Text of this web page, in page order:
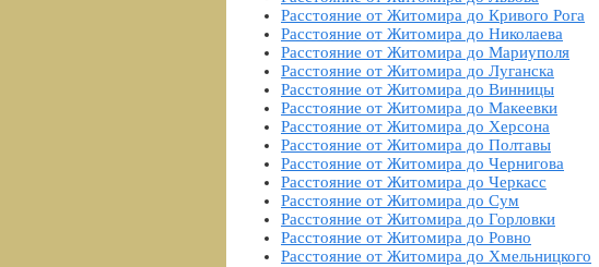
Расстояние от Житомира до Кривого Рога
Расстояние от Житомира до Николаева
Расстояние от Житомира до Мариуполя
Расстояние от Житомира до Луганска
Расстояние от Житомира до Винницы
Расстояние от Житомира до Макеевки
Расстояние от Житомира до Херсона
Расстояние от Житомира до Полтавы
Расстояние от Житомира до Чернигова
Расстояние от Житомира до Черкасс
Расстояние от Житомира до Сум
Расстояние от Житомира до Горловки
Расстояние от Житомира до Ровно
Расстояние от Житомира до Хмельницкого